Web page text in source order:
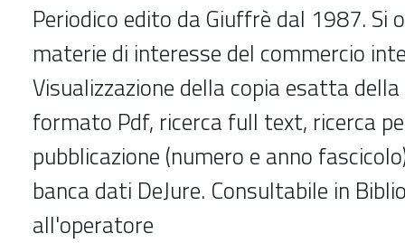
Periodico edito da Giuffrè dal 1987. Si
materie di interesse del commercio
Visualizzazione della copia esatta
formato Pdf, ricerca full text, ricerca
pubblicazione (numero e anno
banca dati DeJure. Consultabile in
all'operatore